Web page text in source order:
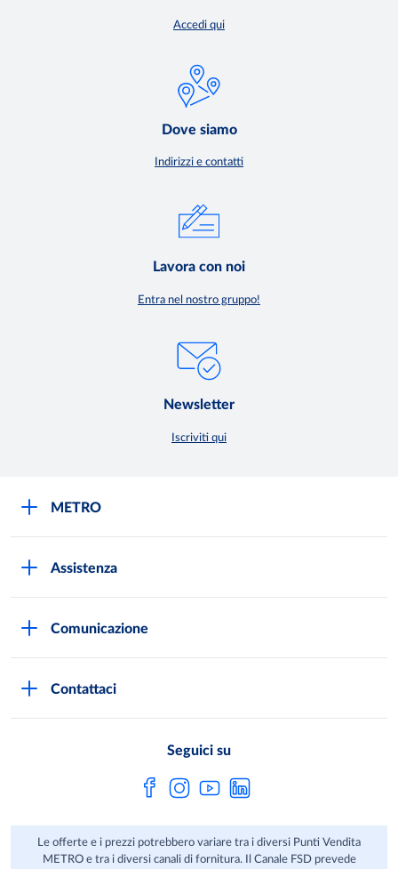
Accedi qui
Dove siamo
Indirizzi e contatti
Lavora con noi
Entra nel nostro gruppo!
Newsletter
Iscriviti qui
METRO
Metro AG
Assistenza
Comunicazione
Contattaci
Seguici su
Le offerte e i prezzi potrebbero variare tra i diversi Punti Vendita
METRO e tra i diversi canali di fornitura. Il Canale FSD prevede